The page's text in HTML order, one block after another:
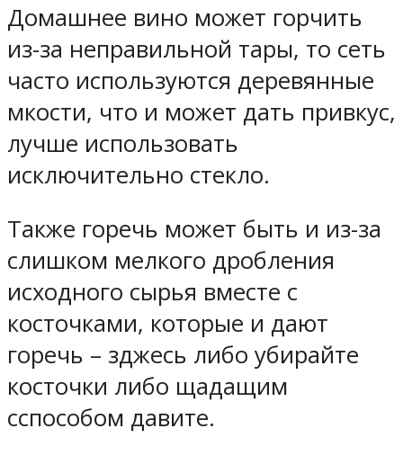
Домашнее вино может горчить
из-за неправильной тары, то сеть
часто используются деревянные
мкости, что и может дать привкус,
лучше использовать
исключительно стекло.
Также горечь может быть и из-за
слишком мелкого дробления
исходного сырья вместе с
косточками, которые и дают
горечь – зджесь либо убирайте
косточки либо щадащим
сспособом давите.